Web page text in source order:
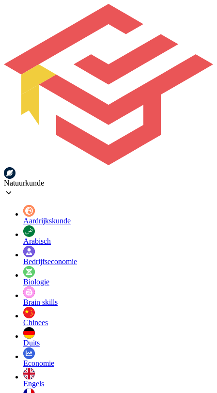
Natuurkunde
Aardrijkskunde
Arabisch
Bedrijfseconomie
Biologie
Brain skills
Chinees
Duits
Economie
Engels